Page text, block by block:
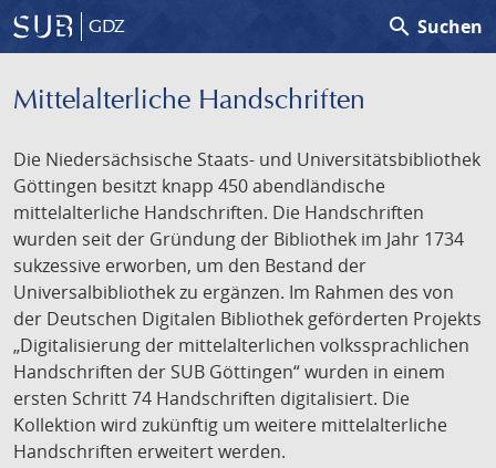
GDZ search Suchen
Mittelalterliche Handschriften
Die Niedersächsische Staats- und Universitätsbibliothek
Göttingen besitzt knapp 450 abendländische
mittelalterliche Handschriften. Die Handschriften
wurden seit der Gründung der Bibliothek im Jahr 1734
sukzessive erworben, um den Bestand der
Universalbibliothek zu ergänzen. Im Rahmen des von
der Deutschen Digitalen Bibliothek geförderten Projekts
„Digitalisierung der mittelalterlichen volkssprachlichen
Handschriften der SUB Göttingen“ wurden in einem
ersten Schritt 74 Handschriften digitalisiert. Die
Kollektion wird zukünftig um weitere mittelalterliche
Handschriften erweitert werden.